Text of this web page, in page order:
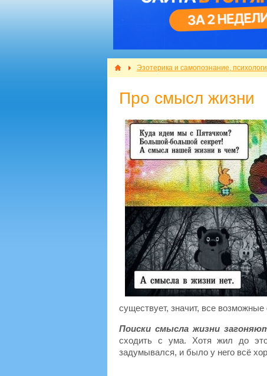
Эзотерика и самопознание,
Про смысл жизни
существует, значит, все
Поиски смысла жизни
сходить с ума. Хотя жил до
задумывался, и было у него всё